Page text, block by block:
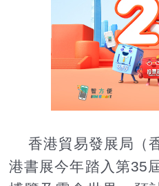
香港貿易發展局（
港書展今年踏入第35